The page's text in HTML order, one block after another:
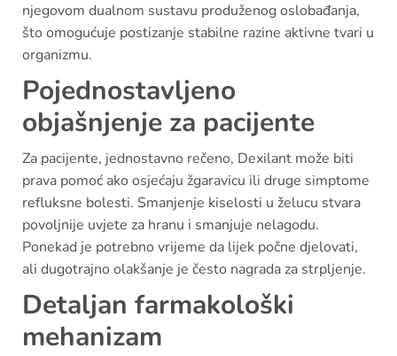
njegovom dualnom sustavu produženog oslobađanja,
što omogućuje postizanje stabilne razine aktivne tvari u
organizmu.
Pojednostavljeno
objašnjenje za pacijente
Za pacijente, jednostavno rečeno, Dexilant može biti
prava pomoć ako osjećaju žgaravicu ili druge simptome
refluksne bolesti. Smanjenje kiselosti u želucu stvara
povoljnije uvjete za hranu i smanjuje nelagodu.
Ponekad je potrebno vrijeme da lijek počne djelovati,
ali dugotrajno olakšanje je često nagrada za strpljenje.
Detaljan farmakološki
mehanizam